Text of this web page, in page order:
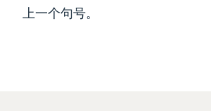
上一个句号。